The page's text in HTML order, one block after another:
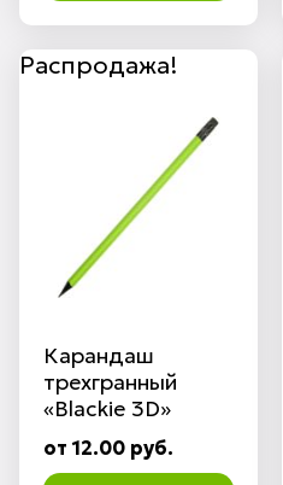
Распродажа!
Карандаш
трехгранный
«Blackie 3D»
от 12.00 руб.